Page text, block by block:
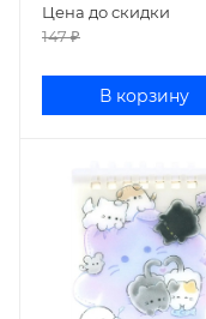
Цена до скидки
147₽
В корзину